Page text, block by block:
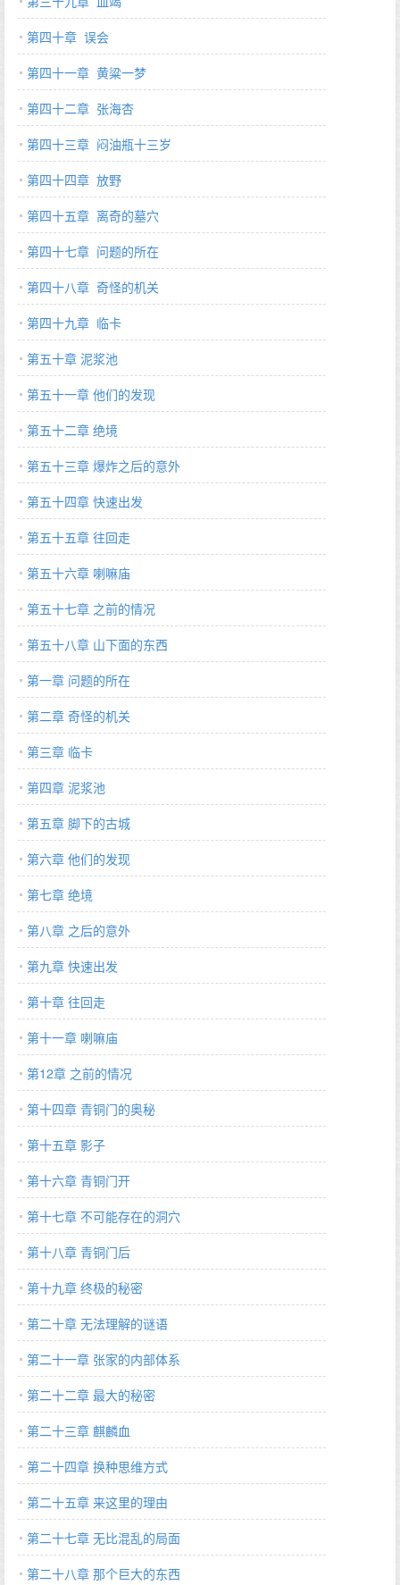
第四十章 误会
第四十一章 黄粱一梦
第四十二章 张海杏
第四十三章 闷油瓶十三岁
第四十四章 放野
第四十五章 离奇的墓穴
第四十七章 问题的所在
第四十八章 奇怪的机关
第四十九章 临卡
第五十章 泥浆池
第五十一章 他们的发现
第五十二章 绝境
第五十三章 爆炸之后的意外
第五十四章 快速出发
第五十五章 往回走
第五十六章 喇嘛庙
第五十七章 之前的情况
第五十八章 山下面的东西
第一章 问题的所在
第二章 奇怪的机关
第三章 临卡
第四章 泥浆池
第五章 脚下的古城
第六章 他们的发现
第七章 绝境
第八章 之后的意外
第九章 快速出发
第十章 往回走
第十一章 喇嘛庙
第12章 之前的情况
第十四章 青铜门的奥秘
第十五章 影子
第十六章 青铜门开
第十七章 不可能存在的洞穴
第十八章 青铜门后
第十九章 终极的秘密
第二十章 无法理解的谜语
第二十一章 张家的内部体系
第二十二章 最大的秘密
第二十三章 麒麟血
第二十四章 换种思维方式
第二十五章 来这里的理由
第二十七章 无比混乱的局面
第二十八章 那个巨大的东西